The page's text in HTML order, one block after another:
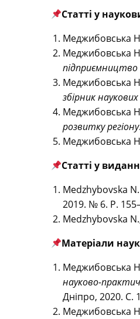
Статті у
Меджибовська Н.
Меджибовська Н.
підприємництво
Меджибовська Н.
збірник
Меджибовська
розвитку регіону
Меджибовська
Статті у
Medzhybovska
2019. № 6. P.
Medzhybovska
Матеріали
Меджибовська Н.
науково-
Дніпро, 2020. С.
Меджибовська Н.